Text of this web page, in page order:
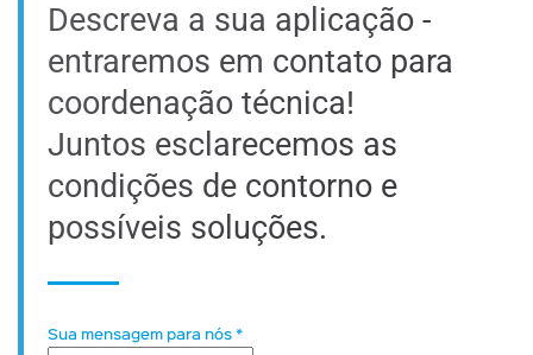
Descreva a sua aplicação -
entraremos em contato para
coordenação técnica!
Juntos esclarecemos as
condições de contorno e
possíveis soluções.
Sua mensagem para nós *